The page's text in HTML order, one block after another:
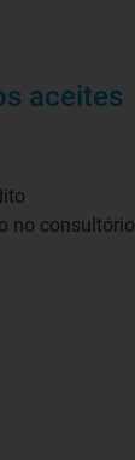
aceites
no consultório